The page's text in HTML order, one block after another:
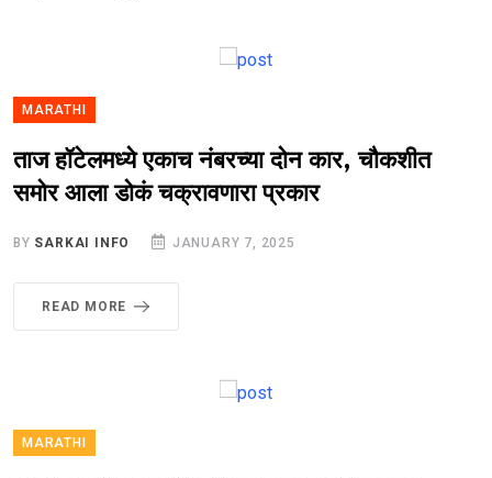
MARATHI
ताज हॉटेलमध्ये एकाच नंबरच्या दोन कार, चौकशीत
समोर आला डोकं चक्रावणारा प्रकार
BY SARKAI INFO JANUARY 7, 2025
READ MORE
MARATHI